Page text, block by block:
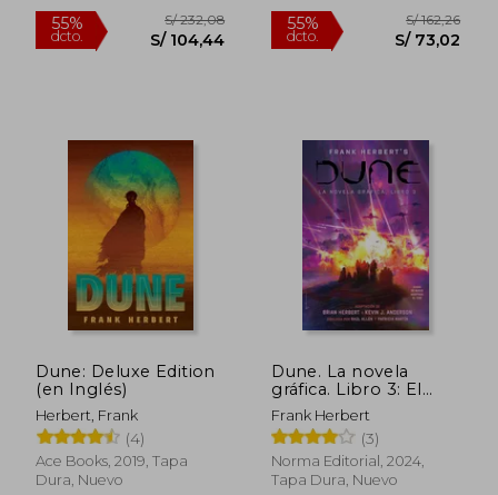
dcto. S/ 80,90
55%
dcto.
Dune: Deluxe Edition
(en Inglés)
Herbert, Frank
(4)
Ace Books, 2019, Tapa
Dura, Nuevo
Dune. La novela
gráfica. Libro 3: El
Profeta
Frank Herbert
(3)
Norma Editorial, 2024,
Tapa Dura, Nuevo